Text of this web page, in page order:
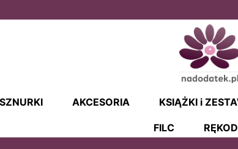
AKCESORIA KSIĄŻKI i
FILC